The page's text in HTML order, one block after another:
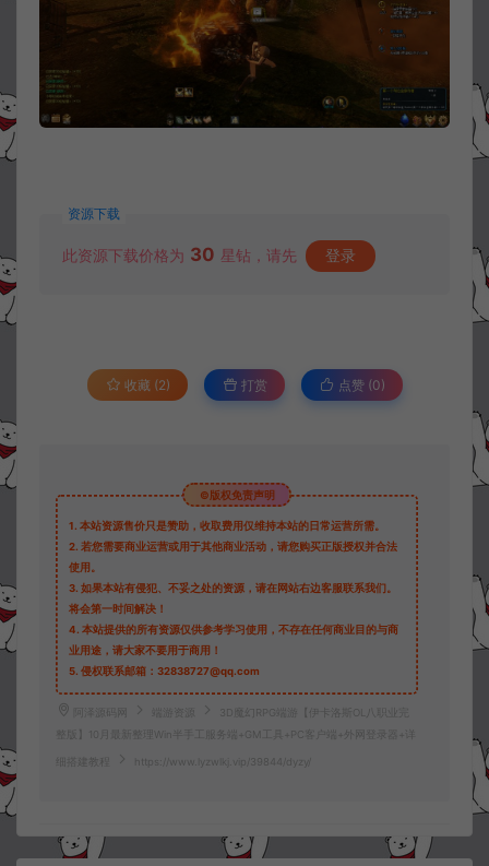
资源下载
此资源下载价格为 30 星钻，请先 登录
收藏 (2) 打赏 点赞 (0)
©版权免责声明
1. 本站资源售价只是赞助，收取费用仅维持本站的日常运营所需。
2. 若您需要商业运营或用于其他商业活动，请您购买正版授权并合法
使用。
3. 如果本站有侵犯、不妥之处的资源，请在网站右边客服联系我们。
将会第一时间解决！
4. 本站提供的所有资源仅供参考学习使用，不存在任何商业目的与商
业用途，请大家不要用于商用！
5. 侵权联系邮箱：32838727@qq.com
阿泽源码网 端游资源
3D魔幻RPG端游【伊卡洛斯OL八职业完
整版】10月最新整理Win半手工服务端+GM工具+PC客户端+外网登录器+详
细搭建教程 https://www.lyzwlkj.vip/39844/dyzy/